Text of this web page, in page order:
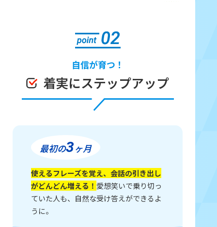
自信が育つ！
着実にステップアップ
最初の3ヶ月
使えるフレーズを覚え、会話の引き出し
がどんどん増える！ 愛想笑いで乗り切っ
ていた人も、自然な受け答えができるよ
うに。